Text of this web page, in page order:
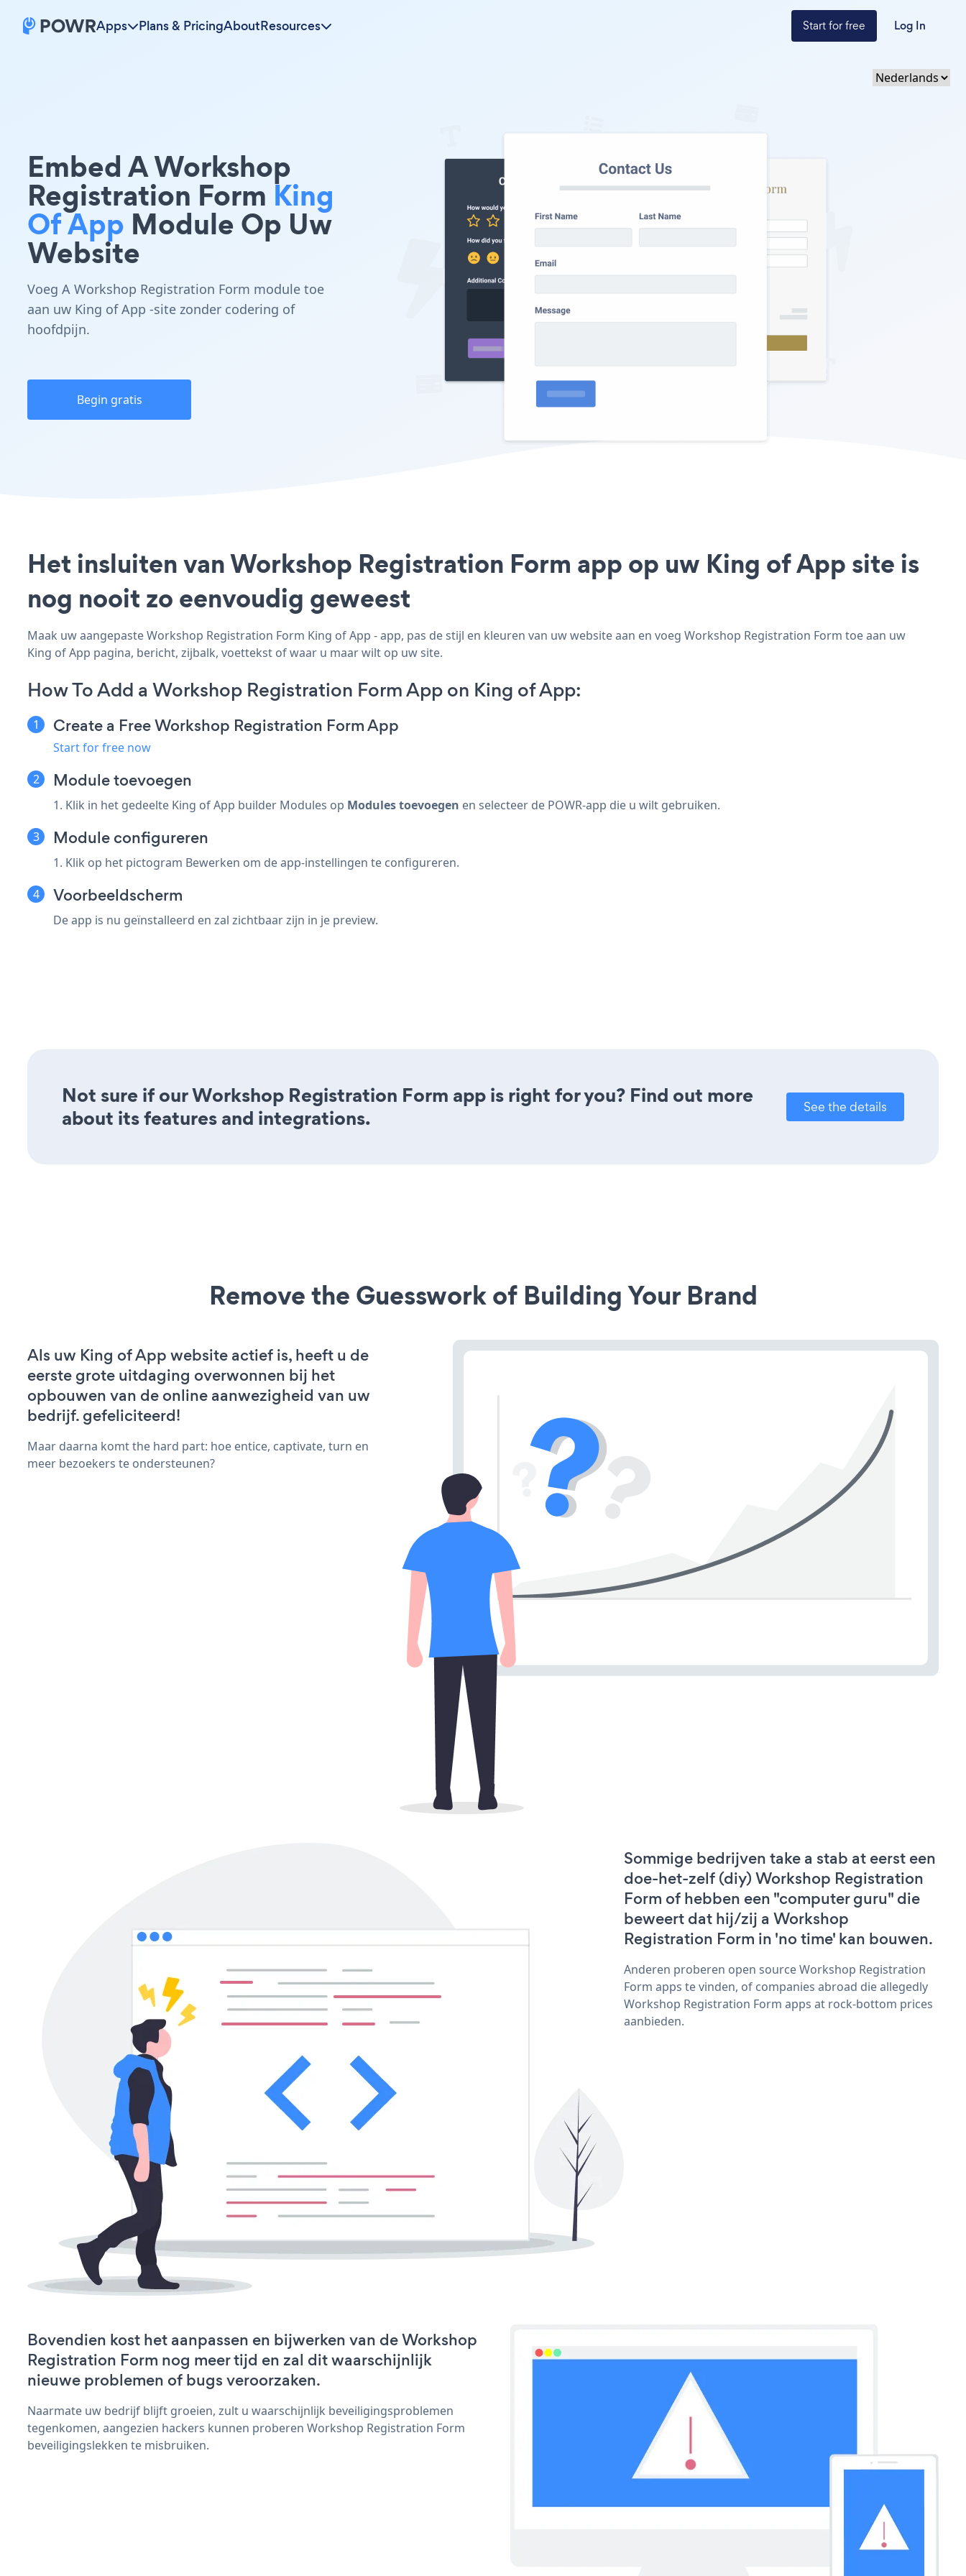
Apps Plans & PricingAboutResources Start for free Log In
Embed A Workshop
Registration Form King
Of App Module Op Uw
Website
Voeg A Workshop Registration Form module toe
aan uw King of App -site zonder codering of
hoofdpijn.
Begin gratis
Het insluiten van Workshop Registration Form app op uw King of App site is
nog nooit zo eenvoudig geweest
Maak uw aangepaste Workshop Registration Form King of App - app, pas de stijl en kleuren van uw website aan en voeg Workshop Registration Form toe aan uw
King of App pagina, bericht, zijbalk, voettekst of waar u maar wilt op uw site.
How To Add a Workshop Registration Form App on King of App:
Create a Free Workshop Registration Form App
Start for free now
Module toevoegen
1. Klik in het gedeelte King of App builder Modules op Modules toevoegen en selecteer de POWR-app die u wilt gebruiken.
Module configureren
1. Klik op het pictogram Bewerken om de app-instellingen te configureren.
Voorbeeldscherm
De app is nu geïnstalleerd en zal zichtbaar zijn in je preview.
Not sure if our Workshop Registration Form app is right for you? Find out more
about its features and integrations.
See the details
Remove the Guesswork of Building Your Brand
Als uw King of App website actief is, heeft u de
eerste grote uitdaging overwonnen bij het
opbouwen van de online aanwezigheid van uw
bedrijf. gefeliciteerd!
Maar daarna komt the hard part: hoe entice, captivate, turn en
meer bezoekers te ondersteunen?
Sommige bedrijven take a stab at eerst een
doe-het-zelf (diy) Workshop Registration
Form of hebben een "computer guru" die
beweert dat hij/zij a Workshop
Registration Form in 'no time' kan bouwen.
Anderen proberen open source Workshop Registration
Form apps te vinden, of companies abroad die allegedly
Workshop Registration Form apps at rock-bottom prices
aanbieden.
Bovendien kost het aanpassen en bijwerken van de Workshop
Registration Form nog meer tijd en zal dit waarschijnlijk
nieuwe problemen of bugs veroorzaken.
Naarmate uw bedrijf blijft groeien, zult u waarschijnlijk beveiligingsproblemen
tegenkomen, aangezien hackers kunnen proberen Workshop Registration Form
beveiligingslekken te misbruiken.